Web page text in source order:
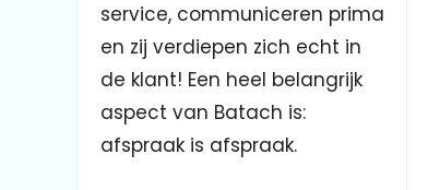
service, communiceren prima
en zij verdiepen zich echt in
de klant! Een heel belangrijk
aspect van Batach is:
afspraak is afspraak.